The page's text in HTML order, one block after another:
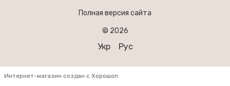
Полная версия сайта
© 2026
Укр Рус
Интернет-магазин создан с Хорошоп